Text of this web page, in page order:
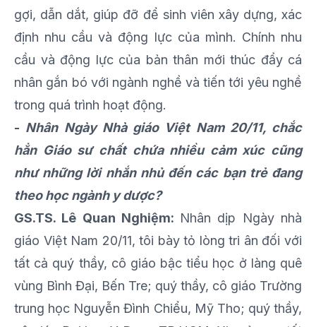
gợi, dẫn dắt, giúp đỡ để sinh viên xây dựng, xác
định nhu cầu và động lực của mình. Chính nhu
cầu và động lực của bản thân mới thúc đẩy cá
nhân gắn bó với ngành nghề và tiến tới yêu nghề
trong quá trình hoạt động.
- Nhân Ngày Nhà giáo Việt Nam 20/11, chắc
hẳn Giáo sư chất chứa nhiều cảm xúc cũng
như những lời nhắn nhủ đến các bạn trẻ đang
theo học ngành y dược?
GS.TS. Lê Quan Nghiệm: Nhân dịp Ngày nhà
giáo Việt Nam 20/11, tôi bày tỏ lòng tri ân đối với
tất cả quý thầy, cô giáo bậc tiểu học ở làng quê
vùng Bình Đại, Bến Tre; quý thầy, cô giáo Trường
trung học Nguyễn Đình Chiểu, Mỹ Tho; quý thầy,